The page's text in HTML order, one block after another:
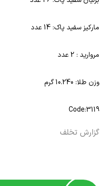
مارکیز سفید پاک: 14 عدد
مروارید : 2 عدد
وزن طلا: 10.240 گرم
Code:3119
گزارش تخلف